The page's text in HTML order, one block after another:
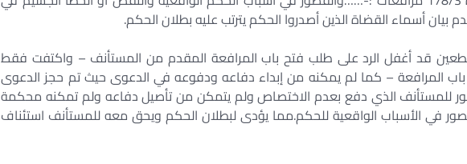
أسماء القضاة الذين أصدروا الحكم يترتب عليه بطلان الحكم.
قد أغفل الرد على طلب فتح باب المرافعة المقدم من المستأنف – واكتفت فقط
المرافعة – كما لم يمكنه من إبداء دفاعه ودفوعه في الدعوى حيث تم حجز الدعوى
للمستأنف الذي دفع بعدم الاختصاص ولم يتمكن من تأصيل دفاعه ولم تمكنه محكمة
في الأسباب الواقعية للحكم.مما يؤدى لبطلان الحكم ويحق معه للمستأنف استئناف